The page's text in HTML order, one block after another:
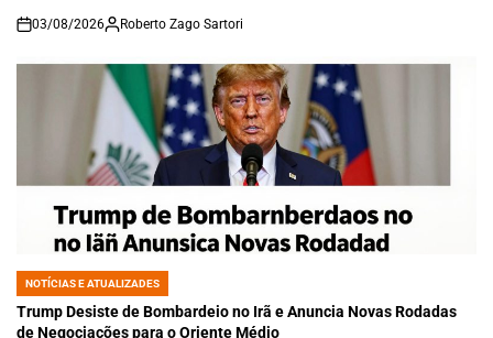
on
03/08/2026 Roberto Zago Sartori
POSTED
IN
NOTÍCIAS E ATUALIZADES
Trump Desiste de Bombardeio no Irã e Anuncia Novas Rodadas
de Negociações para o Oriente Médio